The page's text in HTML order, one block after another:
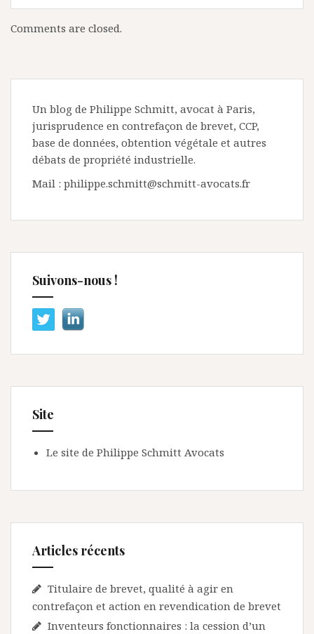
Comments are closed.
Un blog de Philippe Schmitt, avocat à Paris,
jurisprudence en contrefaçon de brevet, CCP,
base de données, obtention végétale et autres
débats de propriété industrielle.
Mail : philippe.schmitt@schmitt-avocats.fr
Suivons-nous !
Site
Le site de Philippe Schmitt Avocats
Articles récents
Titulaire de brevet, qualité à agir en
contrefaçon et action en revendication de brevet
Inventeurs fonctionnaires : la cession d’un